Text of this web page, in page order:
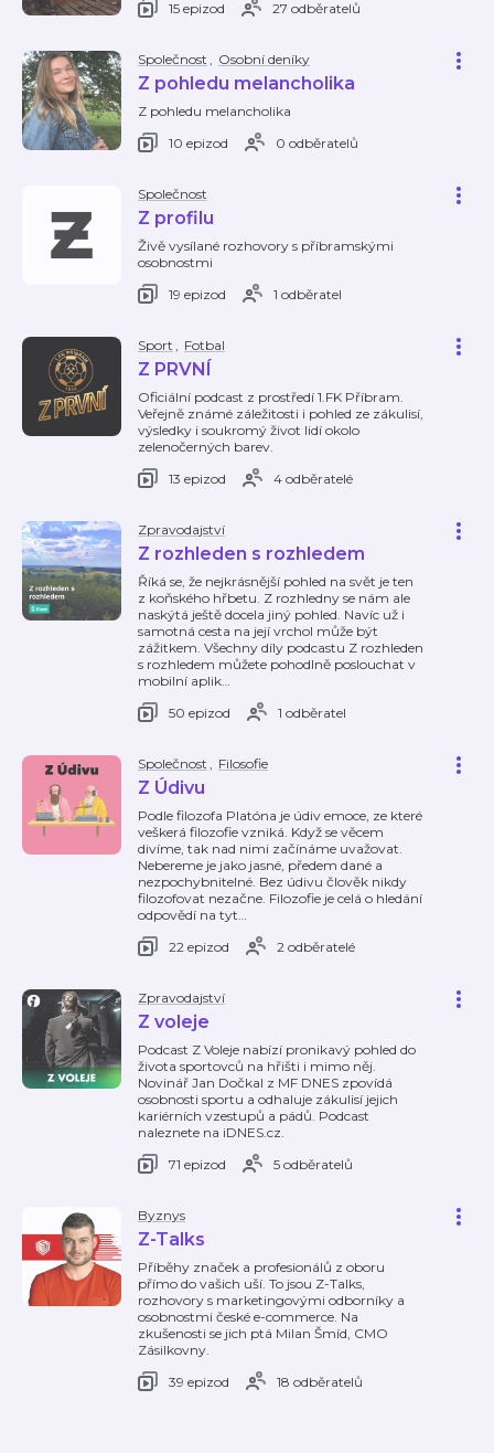
15 epizod
27 odběratelů
Společnost , Osobní deníky
Z pohledu melancholika
Z pohledu melancholika
10 epizod
0 odběratelů
Společnost
Z profilu
Živě vysílané rozhovory s příbramskými
osobnostmi
19 epizod
1 odběratel
Sport , Fotbal
Z PRVNÍ
Oficiální podcast z prostředí 1.FK Příbram.
Veřejně známé záležitosti i pohled ze zákulisí,
výsledky i soukromý život lidí okolo
zelenočerných barev.
13 epizod
4 odběratelé
Zpravodajství
Z rozhleden s rozhledem
Říká se, že nejkrásnější pohled na svět je ten
z koňského hřbetu. Z rozhledny se nám ale
naskýtá ještě docela jiný pohled. Navíc už i
samotná cesta na její vrchol může být
zážitkem. Všechny díly podcastu Z rozhleden
s rozhledem můžete pohodlně poslouchat v
mobilní aplik…
50 epizod
1 odběratel
Společnost , Filosofie
Z Údivu
Podle filozofa Platóna je údiv emoce, ze které
veškerá filozofie vzniká. Když se věcem
divíme, tak nad nimi začínáme uvažovat.
Nebereme je jako jasné, předem dané a
nezpochybnitelné. Bez údivu člověk nikdy
filozofovat nezačne. Filozofie je celá o hledání
odpovědí na tyt…
22 epizod
2 odběratelé
Zpravodajství
Z voleje
Podcast Z Voleje nabízí pronikavý pohled do
života sportovců na hřišti i mimo něj.
Novinář Jan Dočkal z MF DNES zpovídá
osobnosti sportu a odhaluje zákulisí jejich
kariérních vzestupů a pádů. Podcast
naleznete na iDNES.cz.
71 epizod
5 odběratelů
Byznys
Z-Talks
Příběhy značek a profesionálů z oboru
přímo do vašich uší. To jsou Z-Talks,
rozhovory s marketingovými odborníky a
osobnostmi české e-commerce. Na
zkušenosti se jich ptá Milan Šmíd, CMO
Zásilkovny.
39 epizod
18 odběratelů